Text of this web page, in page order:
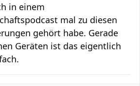
in einem
mal zu diesen
gehört habe. Gerade
Geräten ist das eigentlich